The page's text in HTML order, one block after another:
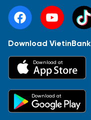
Báo cáo tài chính
Download
Download at
Download at